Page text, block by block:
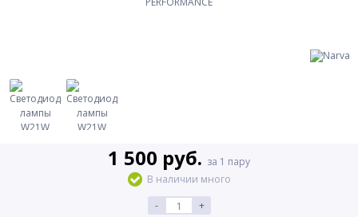
1 500 руб. за 1 пару
В наличии много
-
+